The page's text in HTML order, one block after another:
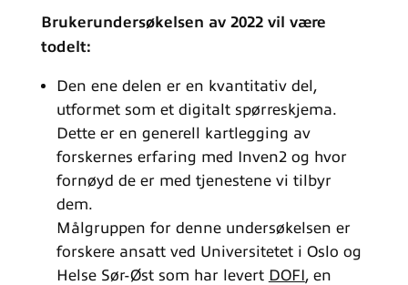
Brukerundersøkelsen av 2022 vil være
todelt:
Den ene delen er en kvantitativ del,
utformet som et digitalt spørreskjema.
Dette er en generell kartlegging av
forskernes erfaring med Inven2 og hvor
fornøyd de er med tjenestene vi tilbyr
dem.
Målgruppen for denne undersøkelsen er
forskere ansatt ved Universitetet i Oslo og
Helse Sør-Øst som har levert DOFI, en